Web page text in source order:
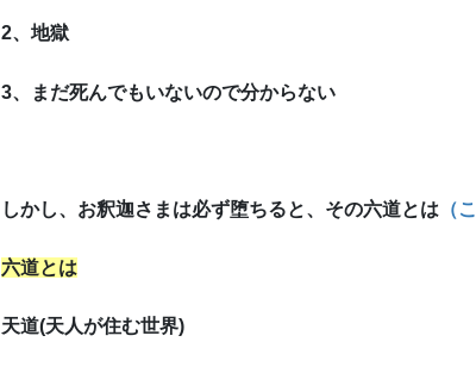
2、地獄
3、まだ死んでもいないので分からない
しかし、お釈迦さまは必ず堕ちると、その六道とは （
六道とは
天道(天人が住む世界)